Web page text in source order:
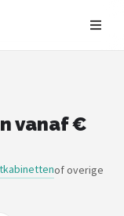
vanaf €
of overige